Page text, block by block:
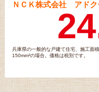
ＮＣＫ株式会社 アド
兵庫県の一般的な戸建て住宅、施工面積
150mm²の場合。価格は税別です。